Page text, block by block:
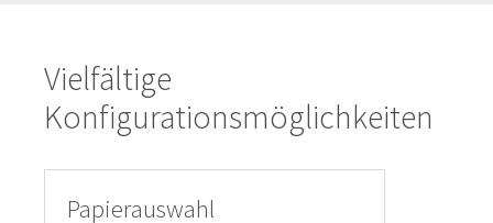
Vielfältige
Konfigurationsmöglichkeiten
Papierauswahl